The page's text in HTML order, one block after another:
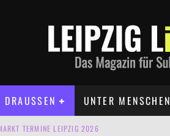
UNTER MENSCHEN
TERMINE LEIPZIG 2026